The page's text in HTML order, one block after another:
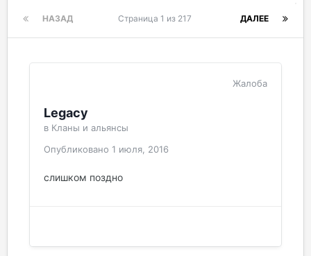
НАЗАД ДАЛЕЕ
Страница 1 из 217
Жалоба
Legacy
в Кланы и альянсы
Опубликовано 1 июля, 2016
слишком поздно